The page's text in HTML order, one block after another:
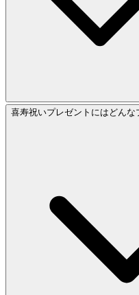
喜寿祝いプレゼントにはどんな